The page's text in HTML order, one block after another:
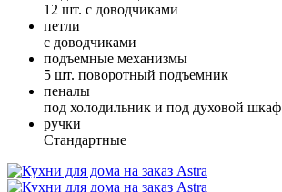
12 шт. с доводчиками
петли
с доводчиками
подъемные механизмы
5 шт. поворотный подъемник
пеналы
под холодильник и под духовой шкаф
ручки
Стандартные